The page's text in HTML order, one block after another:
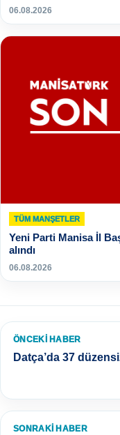
06.08.2026
TÜM MANŞETLER
Yeni Parti Manisa İl
alındı
06.08.2026
ÖNCEKI HABER
Datça’da 37
SONRAKI HABER